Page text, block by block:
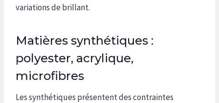
variations de brillant.
Matières synthétiques :
polyester, acrylique,
microfibres
Les synthétiques présentent des contraintes